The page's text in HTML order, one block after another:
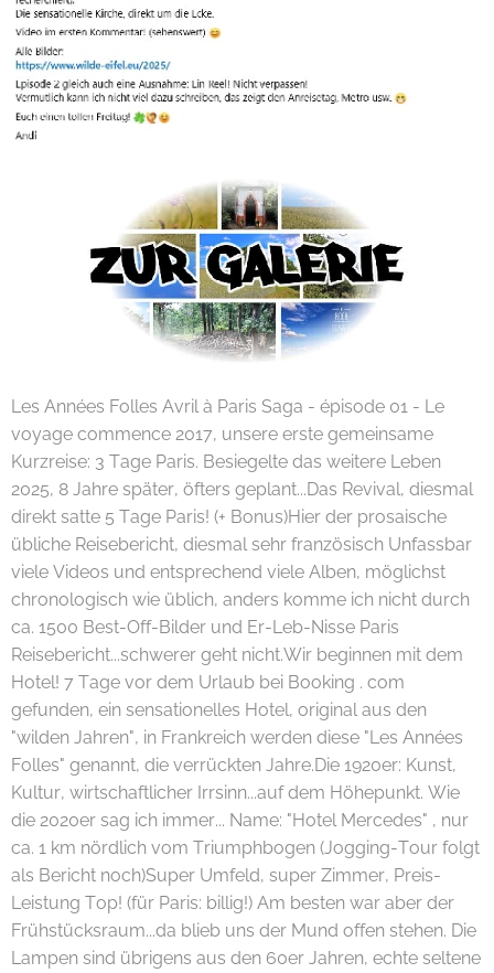
Les Années Folles Avril à Paris Saga - épisode 01 - Le
voyage commence 2017, unsere erste gemeinsame
Kurzreise: 3 Tage Paris. Besiegelte das weitere Leben
2025, 8 Jahre später, öfters geplant...Das Revival, diesmal
direkt satte 5 Tage Paris! (+ Bonus)Hier der prosaische
übliche Reisebericht, diesmal sehr französisch Unfassbar
viele Videos und entsprechend viele Alben, möglichst
chronologisch wie üblich, anders komme ich nicht durch
ca. 1500 Best-Off-Bilder und Er-Leb-Nisse Paris
Reisebericht...schwerer geht nicht.Wir beginnen mit dem
Hotel! 7 Tage vor dem Urlaub bei Booking . com
gefunden, ein sensationelles Hotel, original aus den
"wilden Jahren", in Frankreich werden diese "Les Années
Folles" genannt, die verrückten Jahre.Die 1920er: Kunst,
Kultur, wirtschaftlicher Irrsinn...auf dem Höhepunkt. Wie
die 2020er sag ich immer... Name: "Hotel Mercedes" , nur
ca. 1 km nördlich vom Triumphbogen (Jogging-Tour folgt
als Bericht noch)Super Umfeld, super Zimmer, Preis-
Leistung Top! (für Paris: billig!) Am besten war aber der
Frühstücksraum...da blieb uns der Mund offen stehen. Die
Lampen sind übrigens aus den 60er Jahren, echte seltene